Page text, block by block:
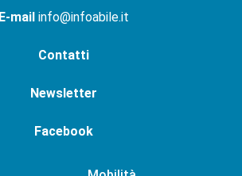
E-mail info@infoabile.it
Contatti
Newsletter
Facebook